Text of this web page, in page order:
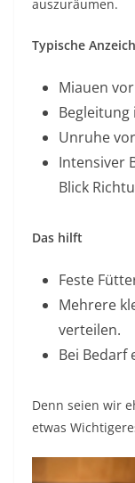
auszuräumen.
Typische
Miauen
Begleitung
Unruhe
Intensiver
Blick
Das hilft
Feste
Mehrere
verteilen.
Bei Bedarf
Denn seien wir
etwas